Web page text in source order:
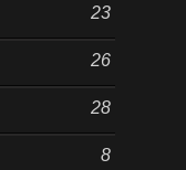
23
26
28
8